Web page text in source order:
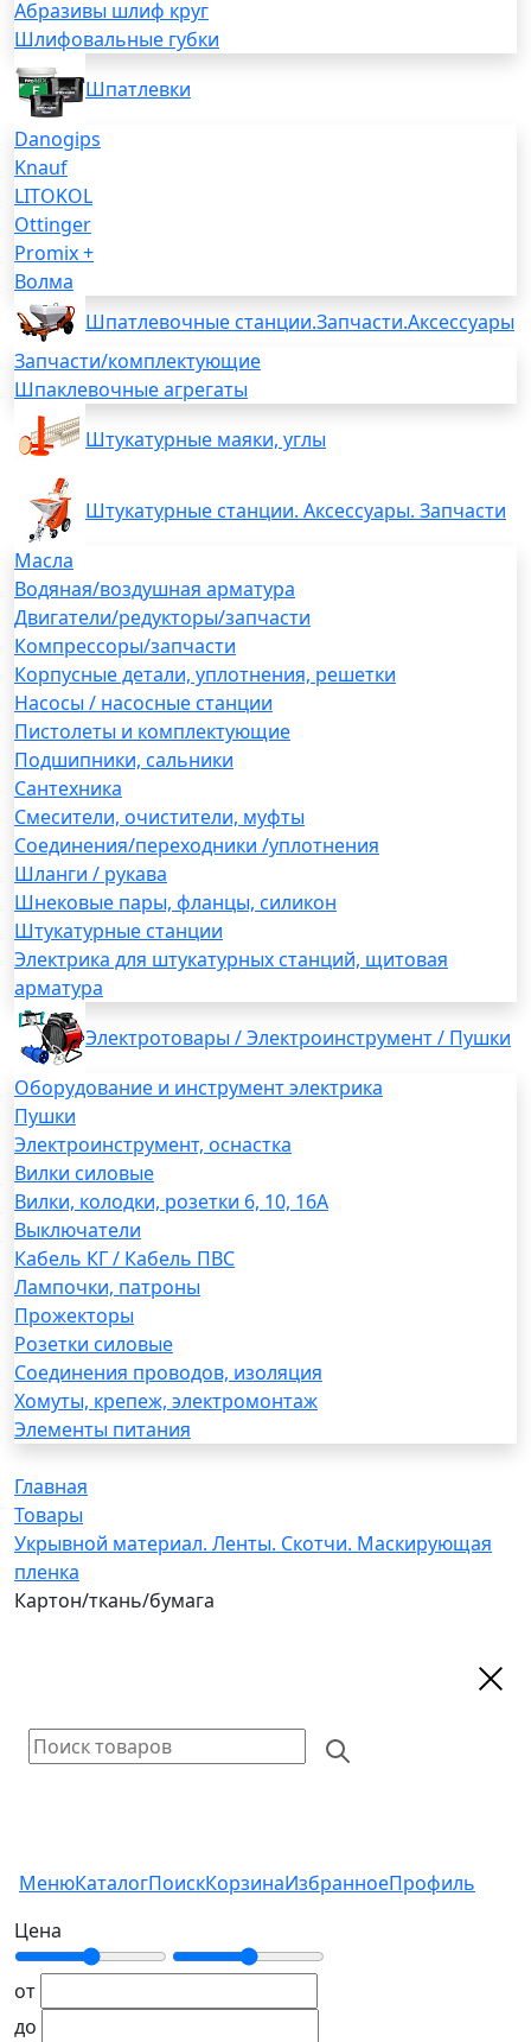
Абразивы шлиф круг
Шлифовальные губки
Шпатлевки
Danogips
Knauf
LITOKOL
Ottinger
Promix +
Волма
Шпатлевочные станции.Запчасти.Аксессуары
Запчасти/комплектующие
Шпаклевочные агрегаты
Штукатурные маяки, углы
Штукатурные станции. Аксессуары. Запчасти
Масла
Водяная/воздушная арматура
Двигатели/редукторы/запчасти
Компрессоры/запчасти
Корпусные детали, уплотнения, решетки
Насосы / насосные станции
Пистолеты и комплектующие
Подшипники, сальники
Сантехника
Смесители, очистители, муфты
Соединения/переходники /уплотнения
Шланги / рукава
Шнековые пары, фланцы, силикон
Штукатурные станции
Электрика для штукатурных станций, щитовая
арматура
Электротовары / Электроинструмент / Пушки
Оборудование и инструмент электрика
Пушки
Электроинструмент, оснастка
Вилки силовые
Вилки, колодки, розетки 6, 10, 16А
Выключатели
Кабель КГ / Кабель ПВС
Лампочки, патроны
Прожекторы
Розетки силовые
Соединения проводов, изоляция
Хомуты, крепеж, электромонтаж
Элементы питания
Главная
Товары
Укрывной материал. Ленты. Скотчи. Маскирующая
пленка
Картон/ткань/бумага
МенюКаталогПоискКорзинаИзбранноеПрофиль
Цена
от
до